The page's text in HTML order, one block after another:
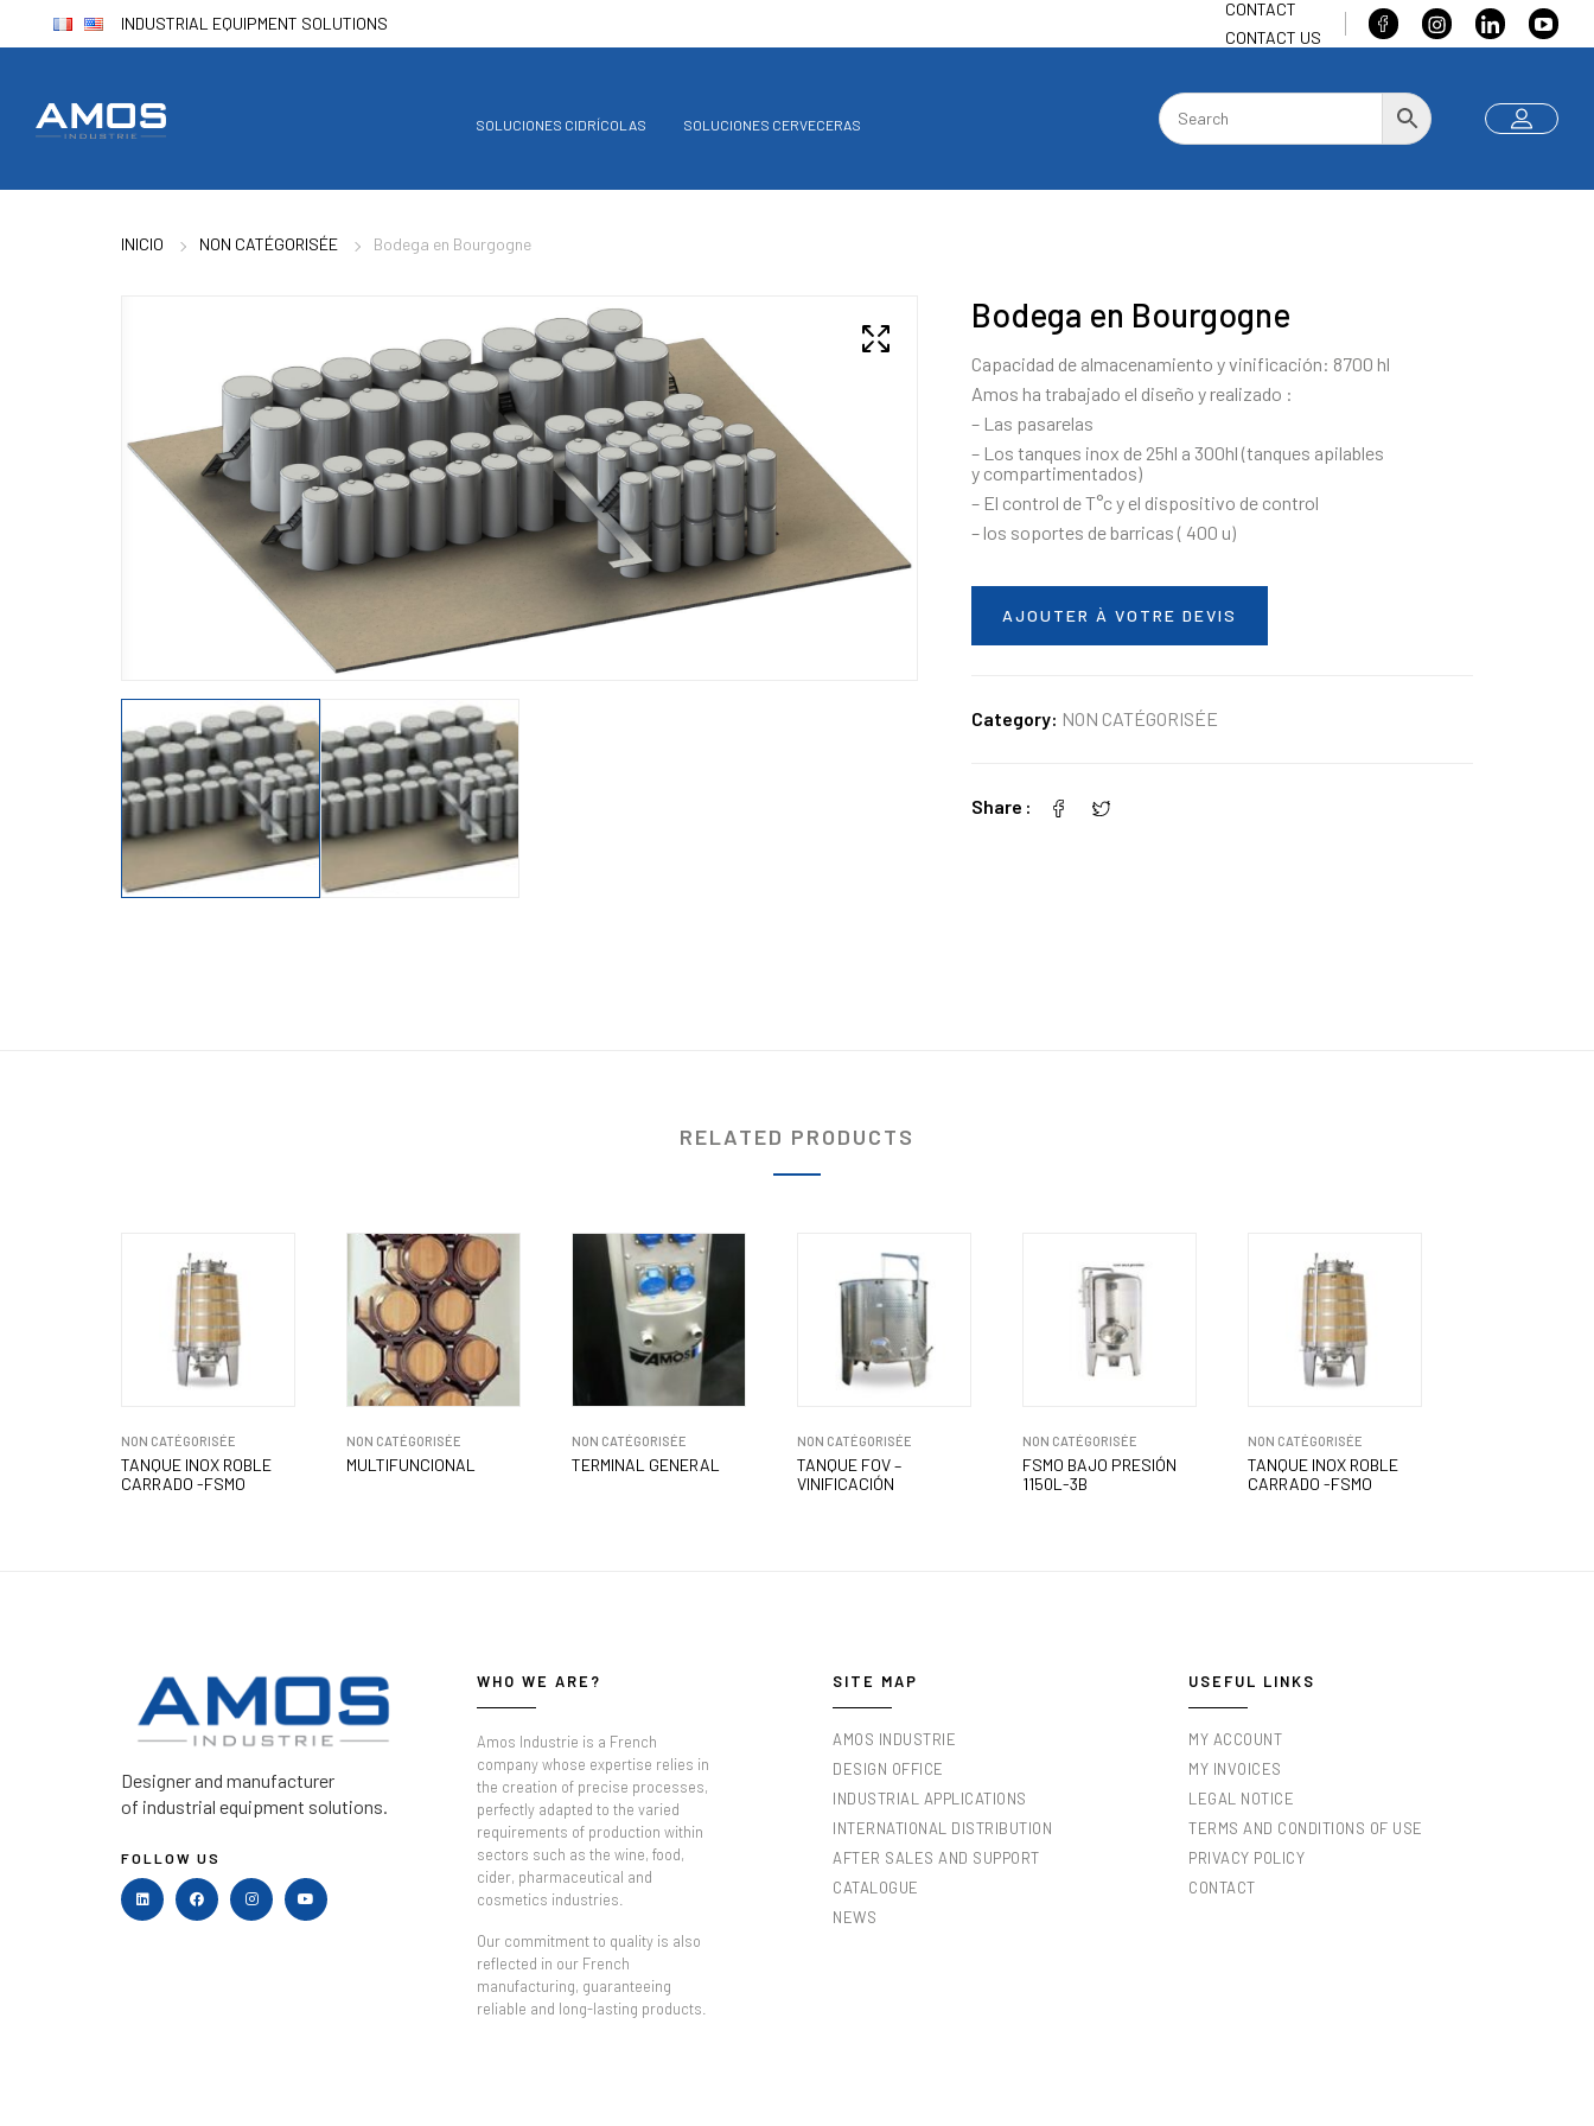
INDUSTRIAL EQUIPMENT SOLUTIONS
CONTACT
CONTACT US
SOLUCIONES CIDRÍCOLAS SOLUCIONES CERVECERAS
INICIO NON CATÉGORISÉE Bodega en Bourgogne
Bodega en Bourgogne
Capacidad de almacenamiento y vinificación: 8700 hl
Amos ha trabajado el diseño y realizado :
– Las pasarelas
– Los tanques inox de 25hl a 300hl (tanques apilables
y compartimentados)
– El control de T°c y el dispositivo de control
– los soportes de barricas ( 400 u)
AJOUTER À VOTRE DEVIS
Category: NON CATÉGORISÉE
Share
RELATED PRODUCTS
NON CATÉGORISÉE
TANQUE INOX ROBLE
CARRADO -FSMO
NON CATÉGORISÉE
MULTIFUNCIONAL
NON CATÉGORISÉE
TERMINAL GENERAL
NON CATÉGORISÉE
TANQUE FOV –
VINIFICACIÓN
NON CATÉGORISÉE
FSMO BAJO PRESIÓN
1150L-3B
NON CATÉGORISÉE
TANQUE INOX ROBLE
CARRADO -FSMO
Designer and manufacturer
of industrial equipment solutions.
FOLLOW US
WHO WE ARE?
Amos Industrie is a French
company whose expertise relies in
the creation of precise processes,
perfectly adapted to the varied
requirements of production within
sectors such as the wine, food,
cider, pharmaceutical and
cosmetics industries.
Our commitment to quality is also
reflected in our French
manufacturing, guaranteeing
reliable and long-lasting products.
SITE MAP
AMOS INDUSTRIE
DESIGN OFFICE
INDUSTRIAL APPLICATIONS
INTERNATIONAL DISTRIBUTION
AFTER SALES AND SUPPORT
CATALOGUE
NEWS
USEFUL LINKS
MY ACCOUNT
MY INVOICES
LEGAL NOTICE
TERMS AND CONDITIONS OF USE
PRIVACY POLICY
CONTACT